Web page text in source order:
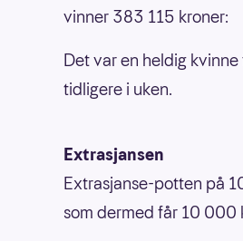
vinner 383 115 kroner:
Det var en heldig
tidligere i uken.
Extrasjansen
Extrasjanse-potten på
som dermed får 10 000